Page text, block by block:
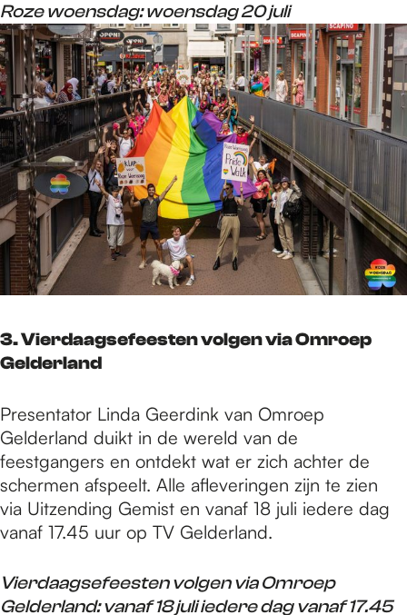
Roze woensdag: woensdag 20 juli
3. Vierdaagsefeesten volgen via Omroep
Gelderland
Presentator Linda Geerdink van Omroep
Gelderland duikt in de wereld van de
feestgangers en ontdekt wat er zich achter de
schermen afspeelt. Alle afleveringen zijn te zien
via Uitzending Gemist en vanaf 18 juli iedere dag
vanaf 17.45 uur op TV Gelderland.
Vierdaagsefeesten volgen via Omroep
Gelderland: vanaf 18 juli iedere dag vanaf 17.45